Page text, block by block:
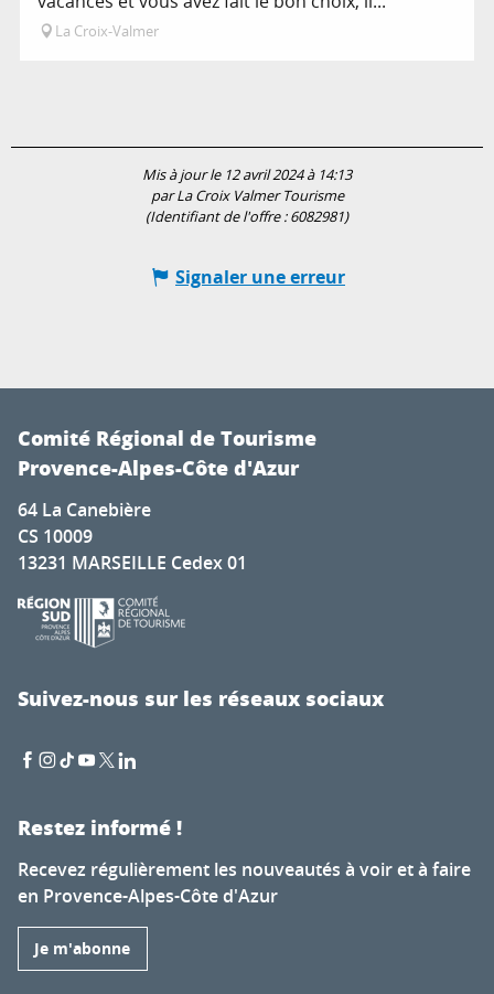
La Croix-Valmer
Mis à jour le 12 avril 2024 à 14:13
par La Croix Valmer Tourisme
(Identifiant de l'offre :6082981)
Signaler une erreur
Comité Régional de Tourisme
Provence-Alpes-Côte d'Azur
64 La Canebière
CS 10009
13231 MARSEILLE Cedex 01
Suivez-nous sur les réseaux sociaux
Restez informé !
Recevez régulièrement les nouveautés à voir et à faire
en Provence-Alpes-Côte d'Azur
Je m'abonne